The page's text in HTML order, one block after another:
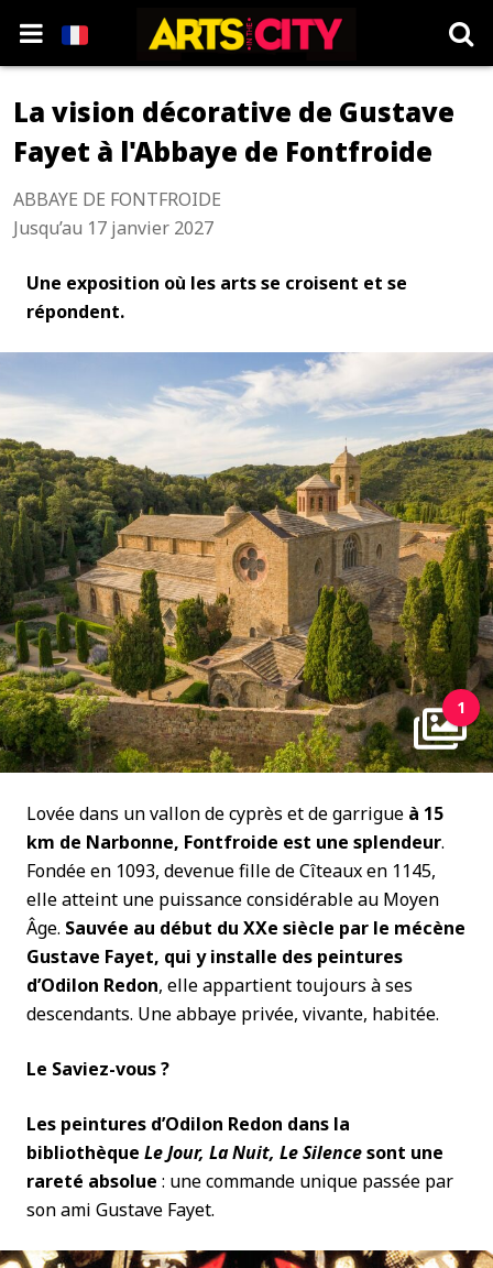
La vision décorative de Gustave
Fayet à l'Abbaye de Fontfroide
ABBAYE DE FONTFROIDE
Jusqu’au 17 janvier 2027
Une exposition où les arts se croisent et se
répondent.
1
Lovée dans un vallon de cyprès et de garrigue à 15
km de Narbonne, Fontfroide est une splendeur.
Fondée en 1093, devenue fille de Cîteaux en 1145,
elle atteint une puissance considérable au Moyen
Âge. Sauvée au début du XXe siècle par le mécène
Gustave Fayet, qui y installe des peintures
d’Odilon Redon, elle appartient toujours à ses
descendants. Une abbaye privée, vivante, habitée.
Le Saviez-vous ?
Les peintures d’Odilon Redon dans la
bibliothèque Le Jour, La Nuit, Le Silencesont une
rareté absolue : une commande unique passée par
son ami Gustave Fayet.